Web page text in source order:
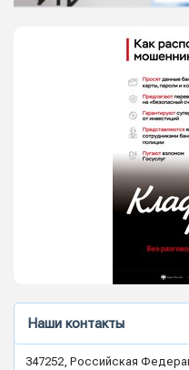
Наши контакты
347252, Российская